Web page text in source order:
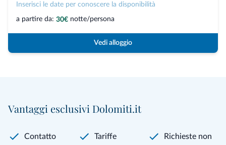
Inserisci le date per conoscere la disponibilità
a partire da: 30€ notte/persona
Vedi alloggio
Vantaggi esclusivi Dolomiti.it
Contatto
Tariffe
Richieste non